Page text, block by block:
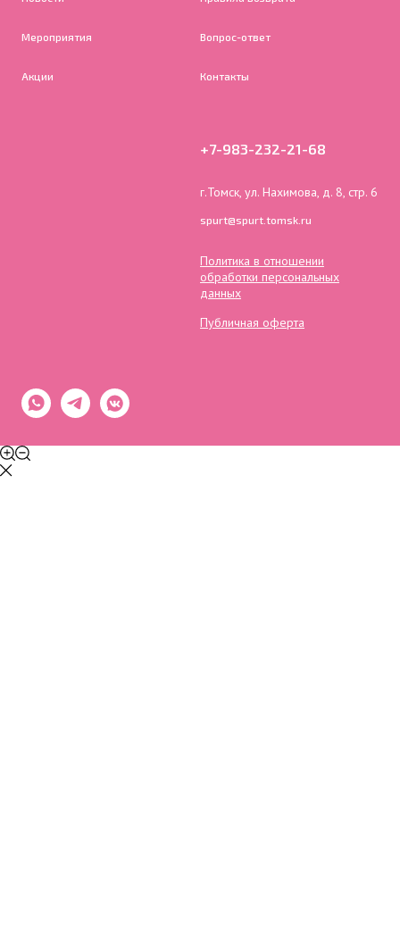
Мероприятия
Акции
Вопрос-ответ
Контакты
+7-983-232-21-68
г.Томск, ул. Нахимова, д. 8, стр. 6
spurt@spurt.tomsk.ru
Политика в отношении
обработки персональных
данных
Публичная оферта